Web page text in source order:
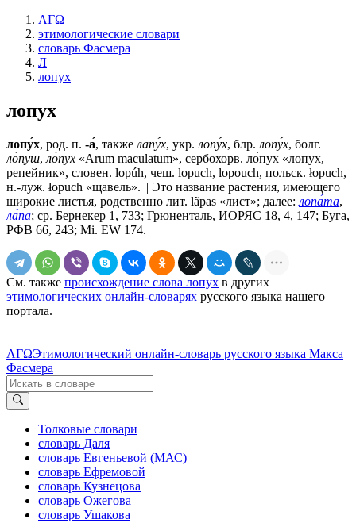
ΛΓΩ
этимологические словари
словарь Фасмера
Л
лопух
лопух
лопу́х, род. п. -а́, также лапу́х, укр. лопу́х, блр. лопу́х, болг.
ло́пуш, ло́пух «Arum maculatum», сербохорв. ло̀пух «лопух,
репейник», словен. lopúh, чеш. lорuсh, lороuсh, польск. łорuсh,
н.-луж. łорuсh «щавель». || Это название растения, имеющего
широкие листья, родственно лит. lãраs «лист»; далее: лопа́та,
ла́па; ср. Бернекер 1, 733; Грюненталь, ИОРЯС 18, 4, 147; Буга,
РФВ 66, 243; Мi. ЕW 174.
См. также происхождение слова лопух в других
этимологических онлайн-словарях русского языка нашего
портала.
ΛΓΩЭтимологический онлайн-словарь русского языка Макса
Фасмера
Толковые словари
словарь Даля
словарь Евгеньевой (МАС)
словарь Ефремовой
словарь Кузнецова
словарь Ожегова
словарь Ушакова